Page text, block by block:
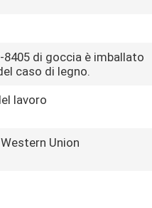
8405 di goccia è imballato
caso di legno.
lavoro
Union